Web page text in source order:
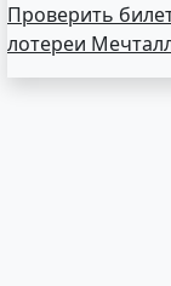
Проверить
лотереи